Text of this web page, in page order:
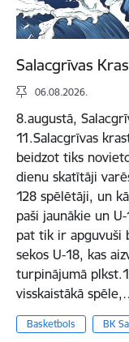
Salacgrīvas
06.08.2026.
8.augustā,
11.Salacgrīvas
beidzot tiks
dienu skatītāji
128 spēlētāji, un
paši jaunākie un
pat tik ir apguvuši
sekos U-18, kas
turpinājumā
visskaistākā
Basketbols BK